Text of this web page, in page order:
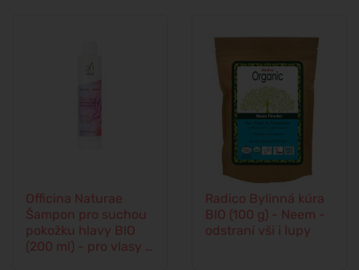
Officina Naturae
Šampon pro suchou
pokožku hlavy BIO
(200 ml) - pro vlasy s
Radico Bylinná kúra
BIO (100 g) - Neem -
odstraní vši i lupy